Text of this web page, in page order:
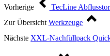
Vorherige
TecLine
Zur Übersicht Werkzeuge
Nächste XXL-Nachfüllpack